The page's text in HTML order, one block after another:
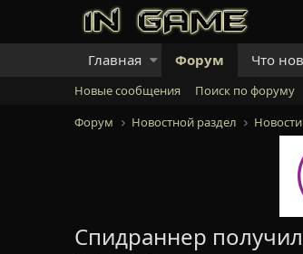
Главная Форум Что
Новые сообщения
Поиск по форуму
Форум
Новостной раздел Новости
Спидраннер